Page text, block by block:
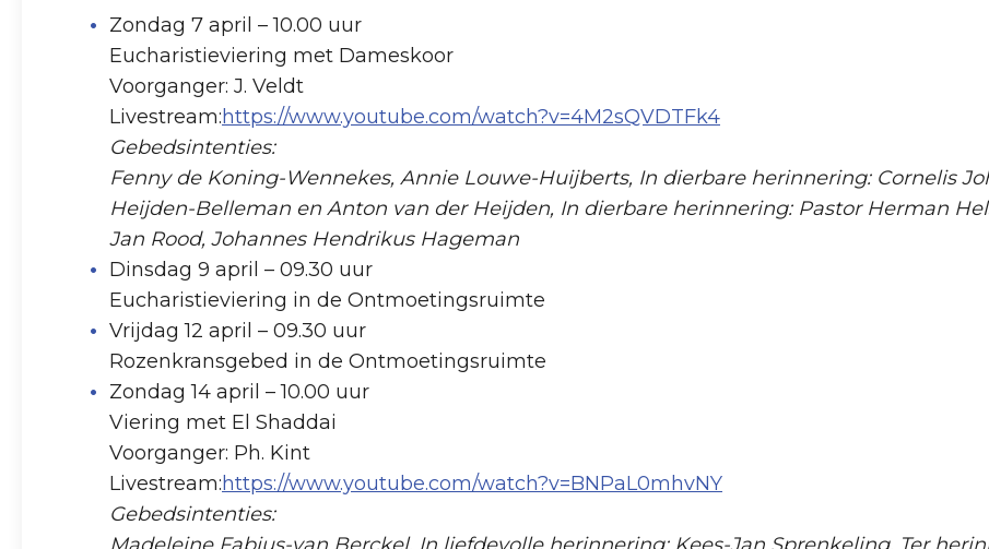
Zondag 7 april – 10.00 uur
Eucharistieviering met Dameskoor
Voorganger: J. Veldt
Livestream:https://www.youtube.com/watch?v=4M2sQVDTFk4
Gebedsintenties:
Fenny de Koning-Wennekes, Annie Louwe-Huijberts, In dierbare herinnering: Cornelis
Heijden-Belleman en Anton van der Heijden, In dierbare herinnering: Pastor Herman
Jan Rood, Johannes Hendrikus Hageman
Dinsdag 9 april – 09.30 uur
Eucharistieviering in de Ontmoetingsruimte
Vrijdag 12 april – 09.30 uur
Rozenkransgebed in de Ontmoetingsruimte
Zondag 14 april – 10.00 uur
Viering met El Shaddai
Voorganger: Ph. Kint
Livestream:https://www.youtube.com/watch?v=BNPaL0mhvNY
Gebedsintenties:
Madeleine Fabius-van Berckel, In liefdevolle herinnering: Kees-Jan Sprenkeling, Ter